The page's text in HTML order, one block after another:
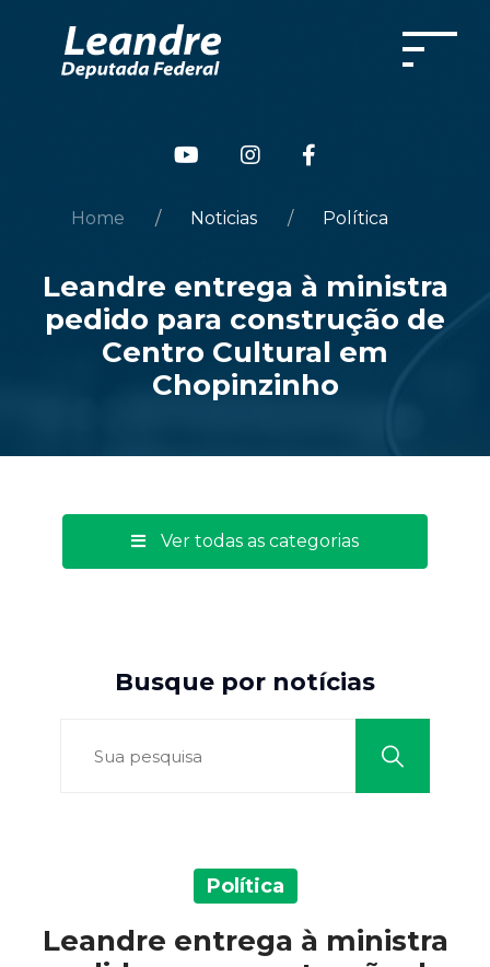
Home Noticias Política
Leandre entrega à ministra
pedido para construção de
Centro Cultural em
Chopinzinho
Ver todas as categorias
Busque por notícias
Política
Leandre entrega à ministra